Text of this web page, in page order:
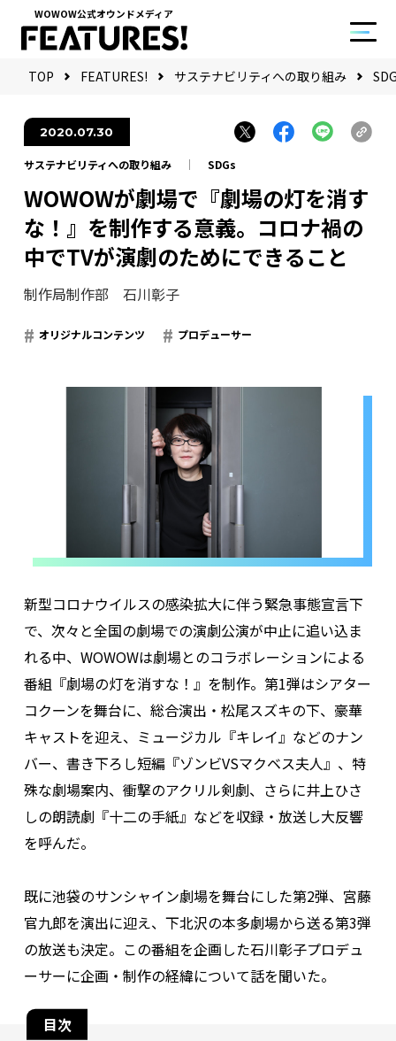
WOWOW公式オウンドメディア
TOP FEATURES! サステナビリティへの取り組み
2020.07.30
サステナビリティへの取り組み SDGs
WOWOWが劇場で『劇場の灯を消す
な！』を制作する意義。コロナ禍の
中でTVが演劇のためにできること
制作局制作部 石川彰子
オリジナルコンテンツ プロデューサー
新型コロナウイルスの感染拡大に伴う緊急事態宣言下
で、次々と全国の劇場での演劇公演が中止に追い込ま
れる中、WOWOWは劇場とのコラボレーションによる
番組『劇場の灯を消すな！』を制作。第1弾はシアター
コクーンを舞台に、総合演出・松尾スズキの下、豪華
キャストを迎え、ミュージカル『キレイ』などのナン
バー、書き下ろし短編『ゾンビVSマクベス夫人』、特
殊な劇場案内、衝撃のアクリル剣劇、さらに井上ひさ
しの朗読劇『十二の手紙』などを収録・放送し大反響
を呼んだ。
既に池袋のサンシャイン劇場を舞台にした第2弾、宮藤
官九郎を演出に迎え、下北沢の本多劇場から送る第3弾
の放送も決定。この番組を企画した石川彰子プロデュ
ーサーに企画・制作の経緯について話を聞いた。
目次